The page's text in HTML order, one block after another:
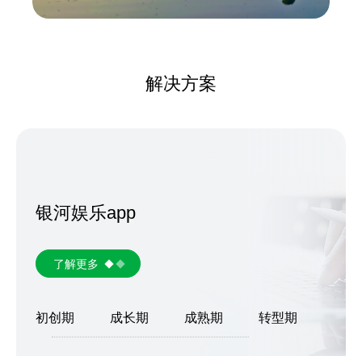
解决方案
银河娱乐app
了解更多
初创期 成长期 成熟期 转型期